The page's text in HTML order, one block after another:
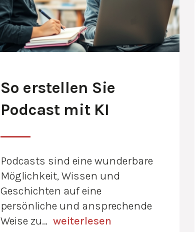
So erstellen Sie
Podcast mit KI
Podcasts sind eine wunderbare
Möglichkeit, Wissen und
Geschichten auf eine
persönliche und ansprechende
Weise zu… weiterlesen